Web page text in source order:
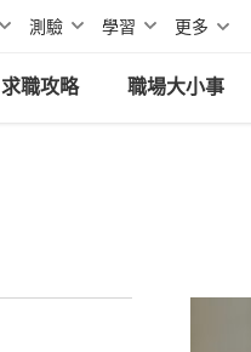
測驗 學習 更多
求職攻略 職場大小事